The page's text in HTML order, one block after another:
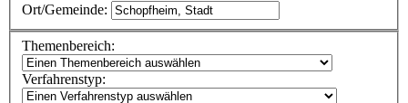
Ort/Gemeinde:
Themenbereich:
Verfahrenstyp: